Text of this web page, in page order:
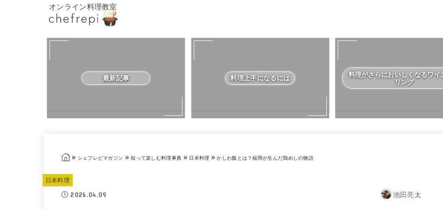
オンライン料理教室
最新記事 料理上手になるには
料理がさらにおいしくなるワイ
リング
» シェフレピマガジン » 知って楽しむ料理事典 » 日本料理 » かしわ飯とは？福岡が生んだ鶏めしの物語
日本料理
2026.04.09 池田亮太